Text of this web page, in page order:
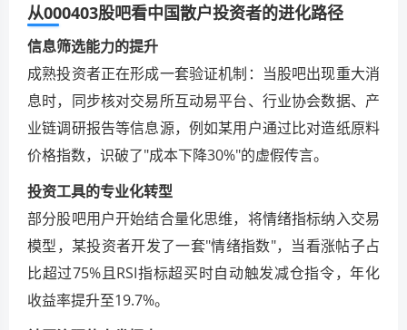
从000403股吧看中国散户投资者的进化路径
信息筛选能力的提升
成熟投资者正在形成一套验证机制：当股吧出现重大消
息时，同步核对交易所互动易平台、行业协会数据、产
业链调研报告等信息源，例如某用户通过比对造纸原料
价格指数，识破了"成本下降30%"的虚假传言。
投资工具的专业化转型
部分股吧用户开始结合量化思维，将情绪指标纳入交易
模型，某投资者开发了一套"情绪指数"，当看涨帖子占
比超过75%且RSI指标超买时自动触发减仓指令，年化
收益率提升至19.7%。